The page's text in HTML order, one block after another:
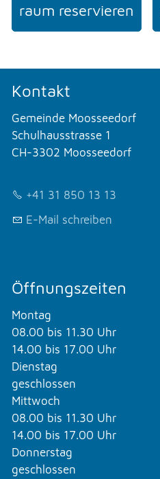
raum reservieren
Kontakt
Gemeinde Moosseedorf
Schulhausstrasse 1
CH-3302 Moosseedorf
+41 31 850 13 13
E-Mail schreiben
Öffnungszeiten
Montag
08.00 bis 11.30 Uhr
14.00 bis 17.00 Uhr
Dienstag
geschlossen
Mittwoch
08.00 bis 11.30 Uhr
14.00 bis 17.00 Uhr
Donnerstag
geschlossen